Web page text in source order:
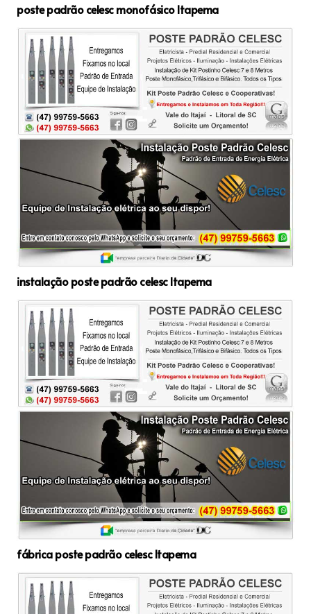
poste padrão celesc monofásico Itapema
instalação poste padrão celesc Itapema
fábrica poste padrão celesc Itapema